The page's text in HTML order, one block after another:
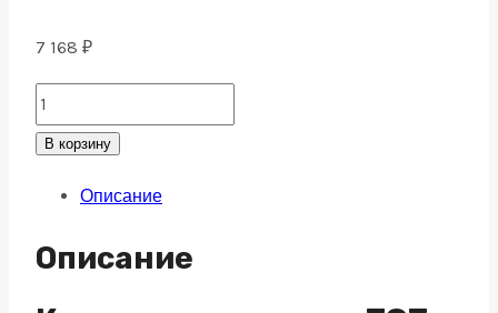
7 168 ₽
ТСТ
Корончатое
В корзину
Описание
Описание